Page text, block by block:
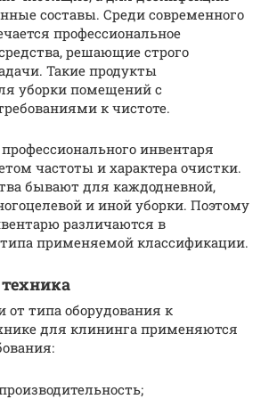
составы. Среди современного
профессиональное
решающие строго
Такие продукты
уборки помещений с
к чистоте.
инвентаря
частоты и характера очистки.
бывают для каждодневной,
и иной уборки. Поэтому
различаются в
применяемой классификации.
от типа оборудования к
для клининга применяются